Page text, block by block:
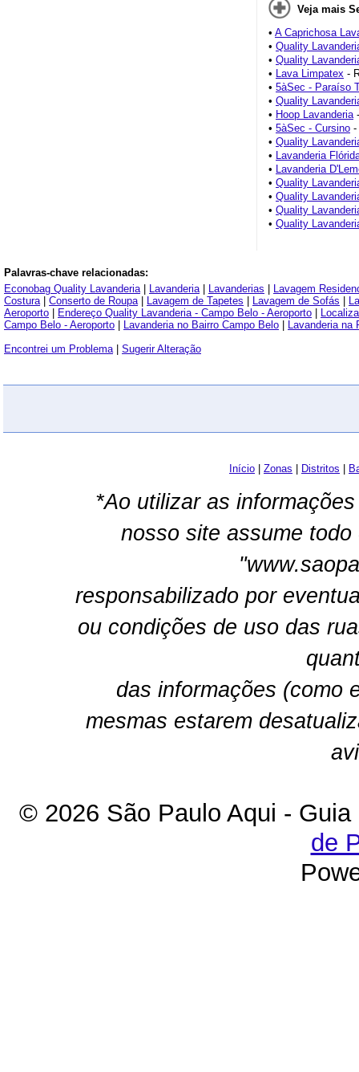
Veja mais
• A Caprichosa
• Quality
• Quality
• Lava Limpatex -
• 5àSec - Paraíso
• Quality
• Hoop Lavanderia-
• 5àSec - Cursino -
• Quality
• Lavanderia
• Lavanderia
• Quality
• Quality
• Quality
• Quality
Palavras-chave relacionadas:
Econobag Quality Lavanderia| Lavanderia| Lavanderias
Lavagem
Costura| Conserto de Roupa| Lavagem de Tapetes Lavagem de Sofás
Aeroporto
Endereço Quality Lavanderia - Campo Belo - Aeroporto
Campo Belo - Aeroporto
Lavanderia no Bairro Campo Belo
Lavanderia na
Encontrei um Problema| Sugerir Alteração
Início Zonas Distritos
*Ao utilizar as
nosso site assume
responsabilizado por
ou condições de uso das
das informações (como
mesmas estarem
© 2026 São Paulo Aqui -
de